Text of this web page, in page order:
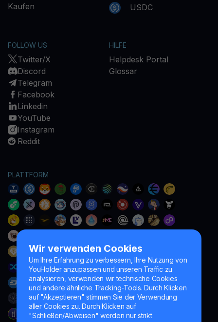
Wir verwenden Cookies
Um Ihre Erfahrung zu verbessern, Ihre Nutzung von
YouHolder anzupassen und unseren Traffic zu
analysieren, verwenden wir technische Cookies
und andere ähnliche Tracking-Tools. Durch Klicken
auf "Akzeptieren" stimmen Sie der Verwendung
aller Cookies zu. Durch Klicken auf
"Schließen/Abweisen" werden nur strikt
Kaufen
USDC
FOLLOW US
Twitter/X
Discord
Telegram
Facebook
Linkedin
YouTube
Instagram
Reddit
HILFE
Helpdesk Portal
Glossar
PLATTFORM